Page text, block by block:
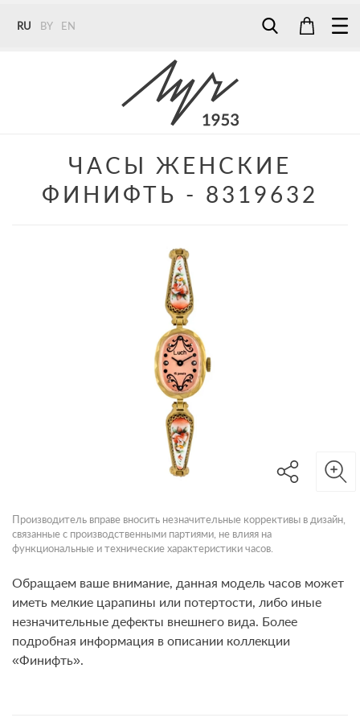
RU BY EN
+375 (29) 272 51 56
ЧАСЫ ЖЕНСКИЕ
ФИНИФТЬ - 8319632
Производитель вправе вносить незначительные коррективы в дизайн,
связанные с производственными партиями, не влияя на
функциональные и технические характеристики часов.
Обращаем ваше внимание, данная модель часов может
иметь мелкие царапины или потертости, либо иные
незначительные дефекты внешнего вида. Более
подробная информация в описании коллекции
«Финифть».